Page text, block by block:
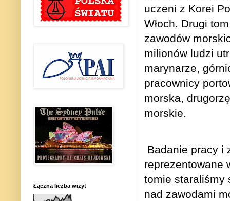
uczeni z Korei
Włoch. Drugi
zawodów
milionów ludzi
marynarze,
pracownicy
morska,
morskie.
Badanie pracy i
reprezentowane
tomie staraliśmy
nad zawodami
Łączna liczba wizyt